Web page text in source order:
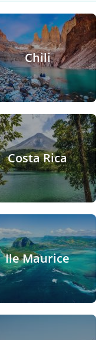
Chili
Costa Rica
Ile Maurice